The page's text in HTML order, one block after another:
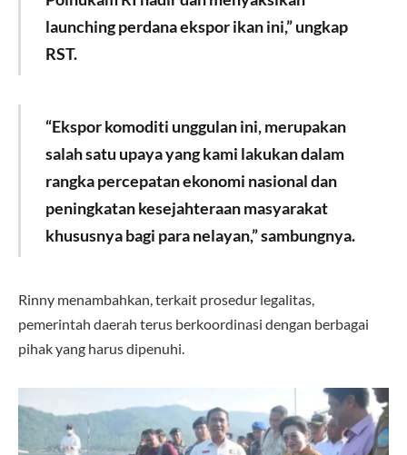
launching perdana ekspor ikan ini,” ungkap
RST.
“Ekspor komoditi unggulan ini, merupakan
salah satu upaya yang kami lakukan dalam
rangka percepatan ekonomi nasional dan
peningkatan kesejahteraan masyarakat
khususnya bagi para nelayan,” sambungnya.
Rinny menambahkan, terkait prosedur legalitas,
pemerintah daerah terus berkoordinasi dengan berbagai
pihak yang harus dipenuhi.